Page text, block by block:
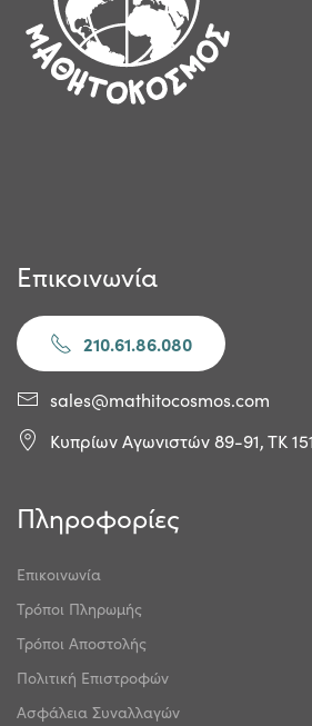
Επικοινωνία
210.61.86.080
sales@mathitocosmos.com
Κυπρίων Αγωνιστών 89-91, ΤΚ
Πληροφορίες
Επικοινωνία
Τρόποι Πληρωμής
Τρόποι Αποστολής
Πολιτική Επιστροφών
Ασφάλεια Συναλλαγών